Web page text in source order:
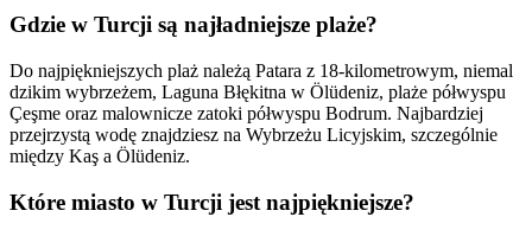
Gdzie w Turcji są najładniejsze plaże?
Do najpiękniejszych plaż należą Patara z 18-kilometrowym, niemal
dzikim wybrzeżem, Laguna Błękitna w Ölüdeniz, plaże półwyspu
Çeşme oraz malownicze zatoki półwyspu Bodrum. Najbardziej
przejrzystą wodę znajdziesz na Wybrzeżu Licyjskim, szczególnie
między Kaş a Ölüdeniz.
Które miasto w Turcji jest najpiękniejsze?